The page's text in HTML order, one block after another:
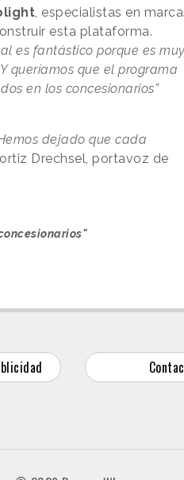
, especialistas en
esta plataforma.
es fantástico porque es muy
queríamos que el programa
en los concesionarios”
dejado que cada
Drechsel, portavoz de